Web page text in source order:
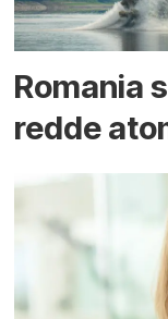
Romania
redde